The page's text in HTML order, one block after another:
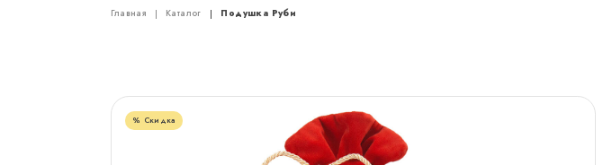
Главная Каталог Подушка Руби
Скидка